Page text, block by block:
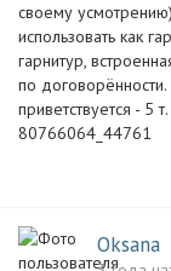
своему
использовать как
гарнитур,
по
приветствуется - 5
80766064_44761
Oksana